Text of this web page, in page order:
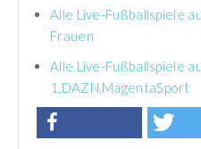
Alle Live-Fußballspiele
Frauen
Alle Live-Fußballspiele
1,DAZN,MagentaSport